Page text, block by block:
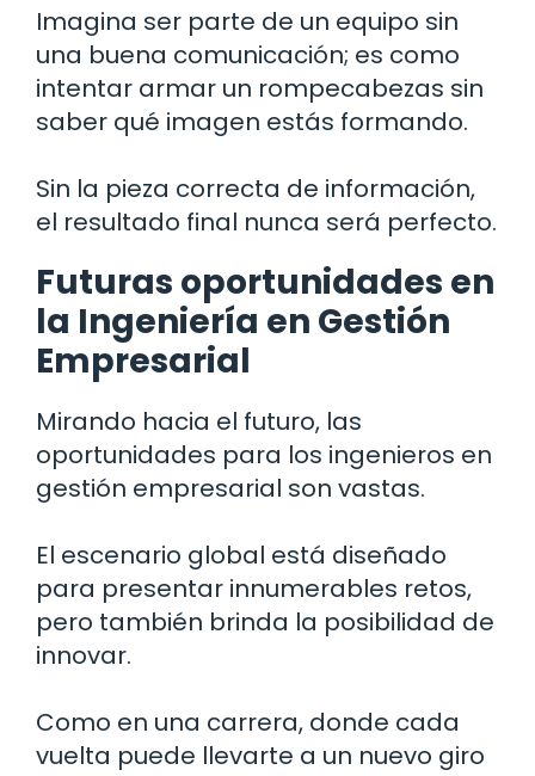
Imagina ser parte de un equipo sin
una buena comunicación; es como
intentar armar un rompecabezas sin
saber qué imagen estás formando.
Sin la pieza correcta de información,
el resultado final nunca será perfecto.
Futuras oportunidades en
la Ingeniería en Gestión
Empresarial
Mirando hacia el futuro, las
oportunidades para los ingenieros en
gestión empresarial son vastas.
El escenario global está diseñado
para presentar innumerables retos,
pero también brinda la posibilidad de
innovar.
Como en una carrera, donde cada
vuelta puede llevarte a un nuevo giro